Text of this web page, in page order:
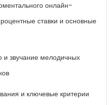
онлайн-
ставки и основные
и звучание мелодичных
и ключевые критерии